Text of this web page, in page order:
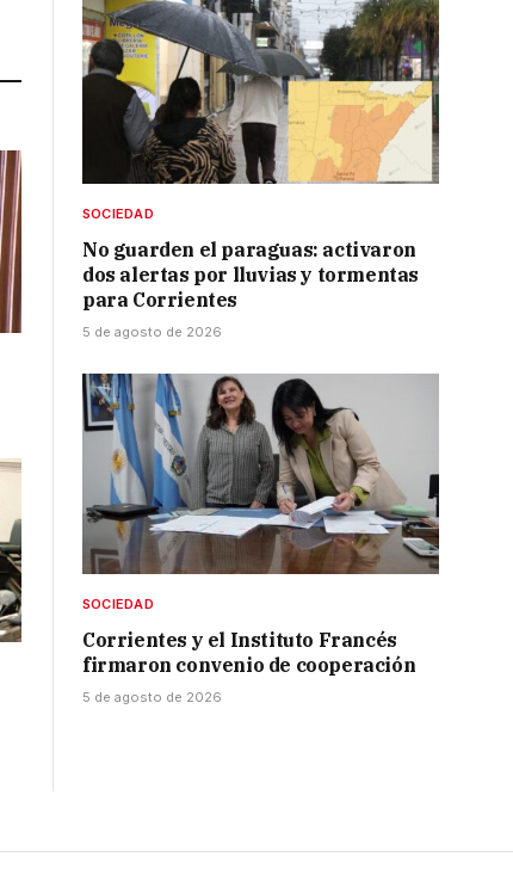
SOCIEDAD
No guarden el paraguas: activaron
dos alertas por lluvias y tormentas
para Corrientes
5 de agosto de 2026
SOCIEDAD
Corrientes y el Instituto Francés
firmaron convenio de cooperación
5 de agosto de 2026